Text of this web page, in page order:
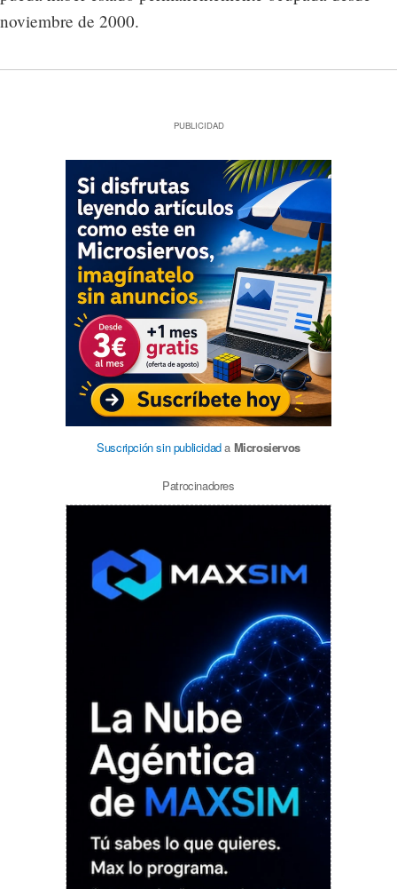
noviembre de 2000.
PUBLICIDAD
Suscripción sin publicidada Microsiervos
Patrocinadores